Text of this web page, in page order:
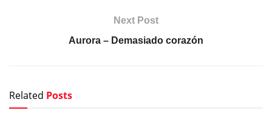
Next Post
Aurora – Demasiado corazón
Related Posts